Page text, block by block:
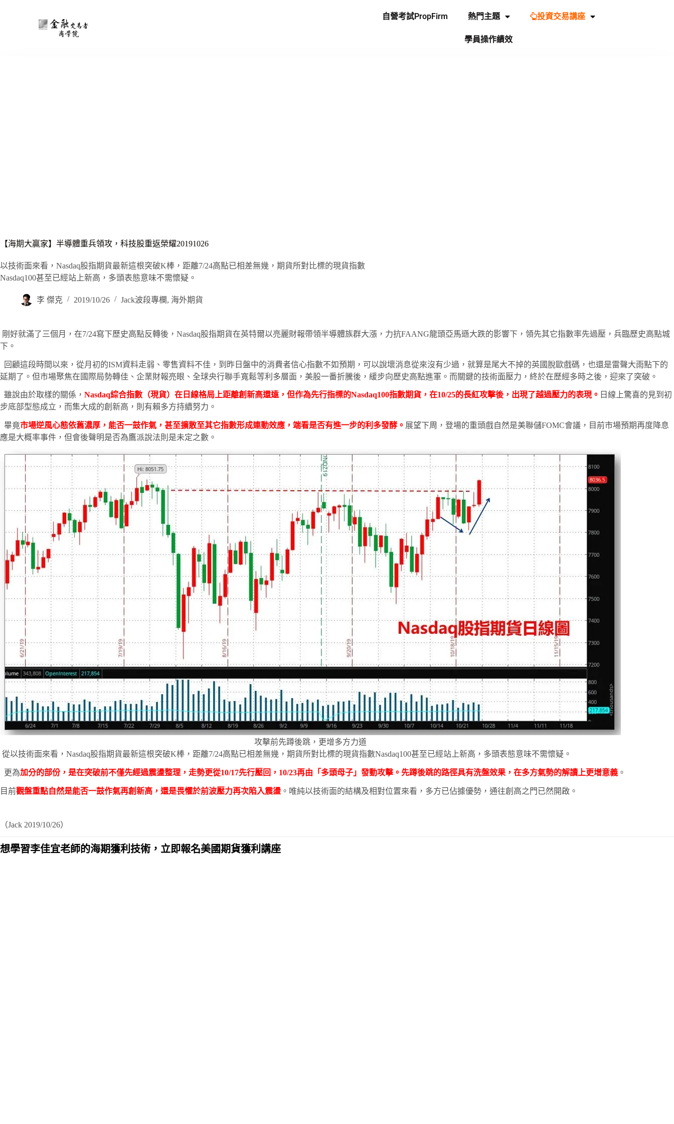
自營考試PropFirm 熱門主題 投資交易講座
學員操作績效
【海期大贏家】半導體重兵領攻，科技股重返榮耀20191026
以技術面來看，Nasdaq股指期貨最新這根突破K棒，距離7/24高點已相差無幾，期貨所對比標的現貨指數
Nasdaq100甚至已經站上新高，多頭表態意味不需懷疑。
李 傑克 2019/10/26 Jack波段專欄, 海外期貨
剛好就滿了三個月，在7/24寫下歷史高點反轉後，Nasdaq股指期貨在英特爾以亮麗財報帶領半導體族群大漲，力抗FAANG龍頭亞馬遜大跌的影響下，領先其它指數率先過壓，兵臨歷史高點城
下。
回顧這段時間以來，從月初的ISM資料走弱、零售資料不佳，到昨日盤中的消費者信心指數不如預期，可以說壞消息從來沒有少過，就算是尾大不掉的英國脫歐戲碼，也還是雷聲大雨點下的
延期了。但市場聚焦在國際局勢轉佳、企業財報亮眼、全球央行聯手寬鬆等利多層面，美股一番折騰後，緩步向歷史高點進軍。而關鍵的技術面壓力，終於在歷經多時之後，迎來了突破。
雖說由於取樣的關係， Nasdaq綜合指數（現貨）在日線格局上距離創新高還遠，但作為先行指標的Nasdaq100指數期貨，在10/25的長紅攻擊後，出現了越過壓力的表現。 日線上驚喜的見到初
步底部型態成立，而集大成的創新高，則有賴多方持續努力。
畢竟市場逆風心態依舊濃厚，能否一鼓作氣，甚至擴散至其它指數形成連動效應，端看是否有進一步的利多發酵。 展望下周，登場的重頭戲自然是美聯儲FOMC會議，目前市場預期再度降息
應是大概率事件，但會後聲明是否為鷹派說法則是未定之數。
攻擊前先蹲後跳，更增多方力道
從以技術面來看，Nasdaq股指期貨最新這根突破K棒，距離7/24高點已相差無幾，期貨所對比標的現貨指數Nasdaq100甚至已經站上新高，多頭表態意味不需懷疑。
更為加分的部份，是在突破前不僅先經過震盪整理，走勢更從10/17先行壓回，10/23再由「多頭母子」發動攻擊。先蹲後跳的路徑具有洗盤效果，在多方氣勢的解讀上更增意義 。
目前觀盤重點自然是能否一鼓作氣再創新高，還是畏懼於前波壓力再次陷入震盪 。唯純以技術面的結構及相對位置來看，多方已佔據優勢，通往創高之門已然開啟。
（Jack 2019/10/26）
想學習李佳宜老師的海期獲利技術，立即報名美國期貨獲利講座